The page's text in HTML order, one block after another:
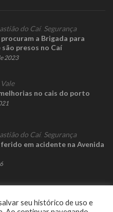
do Caí, Segurança
a Brigada para
presos no Caí
2023
no cais do porto
do Caí, Segurança
em acidente na Avenida
seu histórico de uso e